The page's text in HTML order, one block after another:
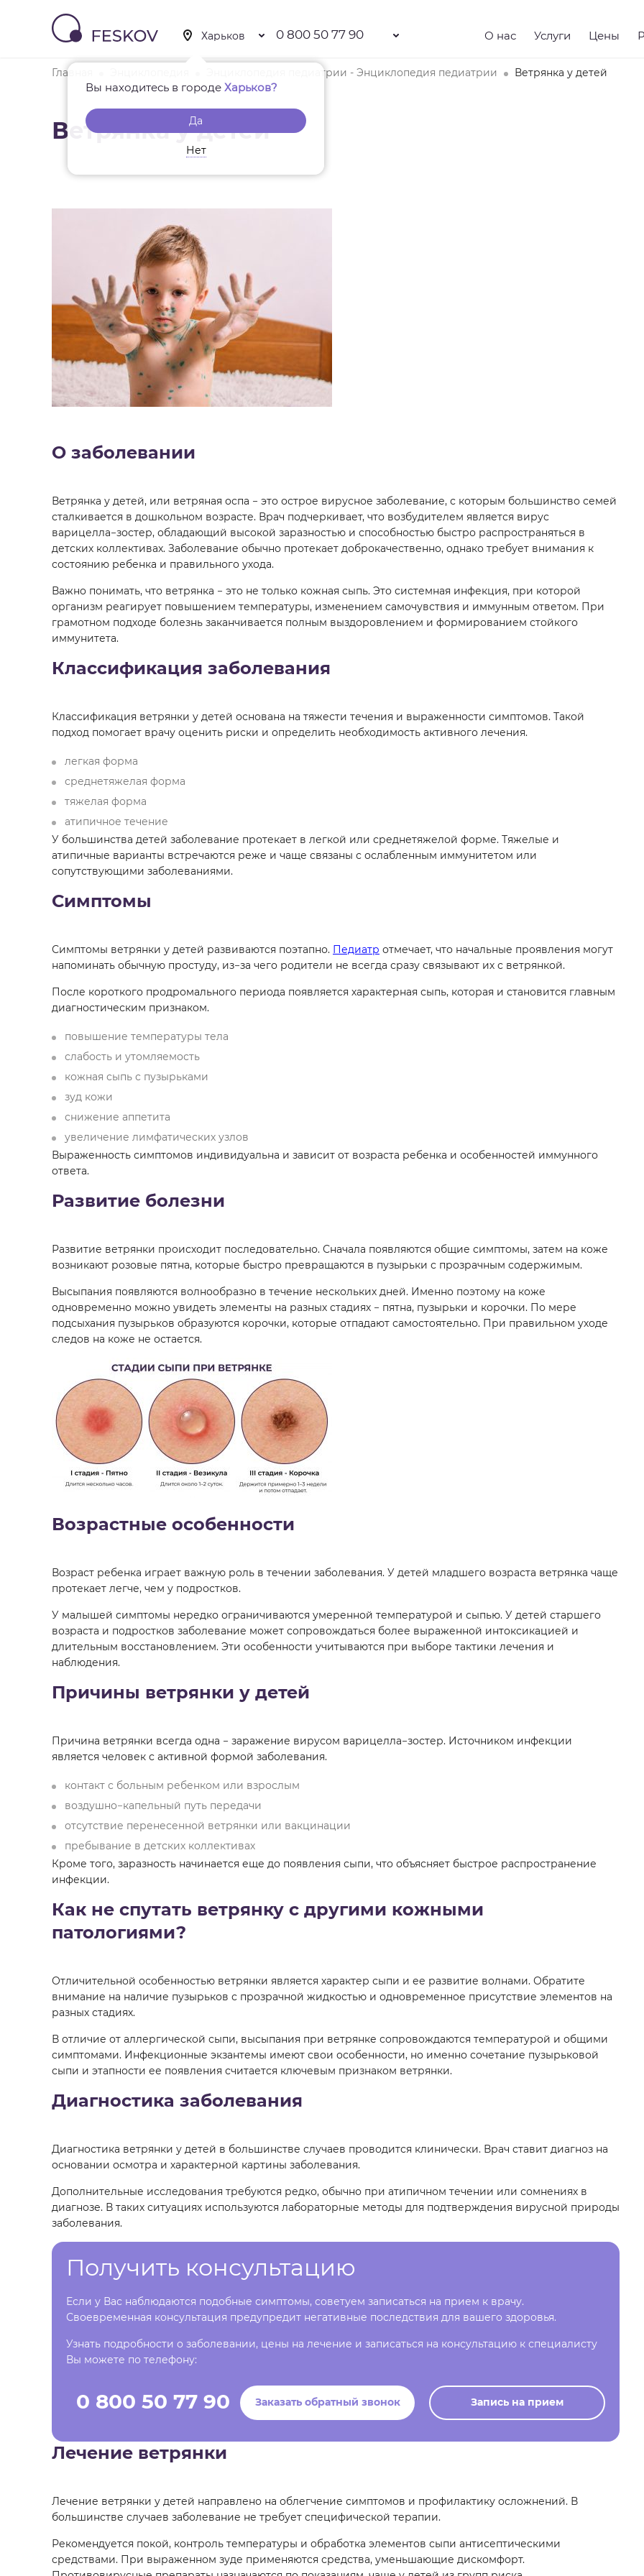
Вы находитесь в городеХарьков?
Да
Нет
0 800 50 77 90 О нас Услуги Цены
Главная Энциклопедия педиатрии - Энциклопедия педиатрии Ветрянка у детей
Ветрянка у детей
О заболевании
Ветрянка у детей, или ветряная оспа − это острое вирусное заболевание, с которым большинство семей
сталкивается в дошкольном возрасте. Врач подчеркивает, что возбудителем является вирус
варицелла−зостер, обладающий высокой заразностью и способностью быстро распространяться в
детских коллективах. Заболевание обычно протекает доброкачественно, однако требует внимания к
состоянию ребенка и правильного ухода.
Важно понимать, что ветрянка − это не только кожная сыпь. Это системная инфекция, при которой
организм реагирует повышением температуры, изменением самочувствия и иммунным ответом. При
грамотном подходе болезнь заканчивается полным выздоровлением и формированием стойкого
иммунитета.
Классификация заболевания
Классификация ветрянки у детей основана на тяжести течения и выраженности симптомов. Такой
подход помогает врачу оценить риски и определить необходимость активного лечения.
легкая форма
среднетяжелая форма
тяжелая форма
атипичное течение
У большинства детей заболевание протекает в легкой или среднетяжелой форме. Тяжелые и
атипичные варианты встречаются реже и чаще связаны с ослабленным иммунитетом или
сопутствующими заболеваниями.
Симптомы
Симптомы ветрянки у детей развиваются поэтапно. Педиатр отмечает, что начальные проявления могут
напоминать обычную простуду, из−за чего родители не всегда сразу связывают их с ветрянкой.
После короткого продромального периода появляется характерная сыпь, которая и становится главным
диагностическим признаком.
повышение температуры тела
слабость и утомляемость
кожная сыпь с пузырьками
зуд кожи
снижение аппетита
увеличение лимфатических узлов
Выраженность симптомов индивидуальна и зависит от возраста ребенка и особенностей иммунного
ответа.
Развитие болезни
Развитие ветрянки происходит последовательно. Сначала появляются общие симптомы, затем на коже
возникают розовые пятна, которые быстро превращаются в пузырьки с прозрачным содержимым.
Высыпания появляются волнообразно в течение нескольких дней. Именно поэтому на коже
одновременно можно увидеть элементы на разных стадиях − пятна, пузырьки и корочки. По мере
подсыхания пузырьков образуются корочки, которые отпадают самостоятельно. При правильном уходе
следов на коже не остается.
Возрастные особенности
Возраст ребенка играет важную роль в течении заболевания. У детей младшего возраста ветрянка чаще
протекает легче, чем у подростков.
У малышей симптомы нередко ограничиваются умеренной температурой и сыпью. У детей старшего
возраста и подростков заболевание может сопровождаться более выраженной интоксикацией и
длительным восстановлением. Эти особенности учитываются при выборе тактики лечения и
наблюдения.
Причины ветрянки у детей
Причина ветрянки всегда одна − заражение вирусом варицелла−зостер. Источником инфекции
является человек с активной формой заболевания.
контакт с больным ребенком или взрослым
воздушно−капельный путь передачи
отсутствие перенесенной ветрянки или вакцинации
пребывание в детских коллективах
Кроме того, заразность начинается еще до появления сыпи, что объясняет быстрое распространение
инфекции.
Как не спутать ветрянку с другими кожными
патологиями?
Отличительной особенностью ветрянки является характер сыпи и ее развитие волнами. Обратите
внимание на наличие пузырьков с прозрачной жидкостью и одновременное присутствие элементов на
разных стадиях.
В отличие от аллергической сыпи, высыпания при ветрянке сопровождаются температурой и общими
симптомами. Инфекционные экзантемы имеют свои особенности, но именно сочетание пузырьковой
сыпи и этапности ее появления считается ключевым признаком ветрянки.
Диагностика заболевания
Диагностика ветрянки у детей в большинстве случаев проводится клинически. Врач ставит диагноз на
основании осмотра и характерной картины заболевания.
Дополнительные исследования требуются редко, обычно при атипичном течении или сомнениях в
диагнозе. В таких ситуациях используются лабораторные методы для подтверждения вирусной природы
заболевания.
Получить консультацию
Если у Вас наблюдаются подобные симптомы, советуем записаться на прием к врачу.
Своевременная консультация предупредит негативные последствия для вашего здоровья.
Узнать подробности о заболевании, цены на лечение и записаться на консультацию к специалисту
Вы можете по телефону:
0 800 50 77 90 Заказать обратный звонок Запись на прием
Лечение ветрянки
Лечение ветрянки у детей направлено на облегчение симптомов и профилактику осложнений. В
большинстве случаев заболевание не требует специфической терапии.
Рекомендуется покой, контроль температуры и обработка элементов сыпи антисептическими
средствами. При выраженном зуде применяются средства, уменьшающие дискомфорт.